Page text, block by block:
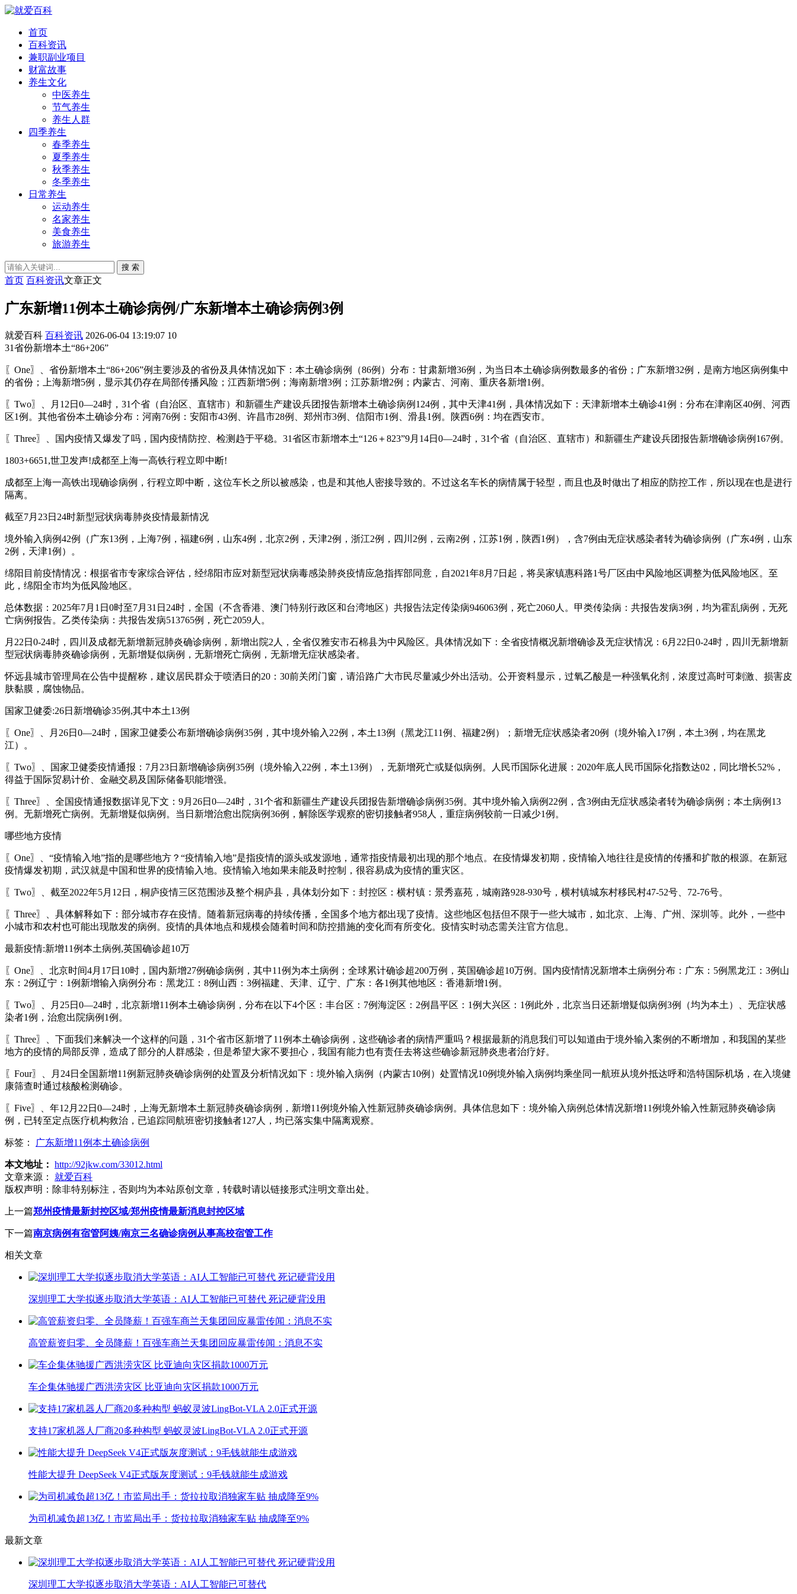
首页
百科资讯
兼职副业项目
财富故事
养生文化
中医养生
节气养生
养生人群
四季养生
春季养生
夏季养生
秋季养生
冬季养生
日常养生
运动养生
名家养生
美食养生
旅游养生
搜 索
首页 百科资讯文章正文
广东新增11例本土确诊病例/广东新增本土确诊病例3例
就爱百科 百科资讯 2026-06-04 13:19:07 10
31省份新增本土“86+206”
〖One〗、省份新增本土“86+206”例主要涉及的省份及具体情况如下：本土确诊病例（86例）分布：甘肃新增36例，为当日本土确诊病例数最多的省份；广东新增32例，是南方地区病例集中
的省份；上海新增5例，显示其仍存在局部传播风险；江西新增5例；海南新增3例；江苏新增2例；内蒙古、河南、重庆各新增1例。
〖Two〗、月12日0—24时，31个省（自治区、直辖市）和新疆生产建设兵团报告新增本土确诊病例124例，其中天津41例，具体情况如下：天津新增本土确诊41例：分布在津南区40例、河西
区1例。其他省份本土确诊分布：河南76例：安阳市43例、许昌市28例、郑州市3例、信阳市1例、滑县1例。陕西6例：均在西安市。
〖Three〗、国内疫情又爆发了吗，国内疫情防控、检测趋于平稳。31省区市新增本土“126＋823”9月14日0—24时，31个省（自治区、直辖市）和新疆生产建设兵团报告新增确诊病例167例。
1803+6651,世卫发声!成都至上海一高铁行程立即中断!
成都至上海一高铁出现确诊病例，行程立即中断，这位车长之所以被感染，也是和其他人密接导致的。不过这名车长的病情属于轻型，而且也及时做出了相应的防控工作，所以现在也是进行
隔离。
截至7月23日24时新型冠状病毒肺炎疫情最新情况
境外输入病例42例（广东13例，上海7例，福建6例，山东4例，北京2例，天津2例，浙江2例，四川2例，云南2例，江苏1例，陕西1例），含7例由无症状感染者转为确诊病例（广东4例，山东
2例，天津1例）。
绵阳目前疫情情况：根据省市专家综合评估，经绵阳市应对新型冠状病毒感染肺炎疫情应急指挥部同意，自2021年8月7日起，将吴家镇惠科路1号厂区由中风险地区调整为低风险地区。至
此，绵阳全市均为低风险地区。
总体数据：2025年7月1日0时至7月31日24时，全国（不含香港、澳门特别行政区和台湾地区）共报告法定传染病946063例，死亡2060人。甲类传染病：共报告发病3例，均为霍乱病例，无死
亡病例报告。乙类传染病：共报告发病513765例，死亡2059人。
月22日0-24时，四川及成都无新增新冠肺炎确诊病例，新增出院2人，全省仅雅安市石棉县为中风险区。具体情况如下：全省疫情概况新增确诊及无症状情况：6月22日0-24时，四川无新增新
型冠状病毒肺炎确诊病例，无新增疑似病例，无新增死亡病例，无新增无症状感染者。
怀远县城市管理局在公告中提醒称，建议居民群众于喷洒日的20：30前关闭门窗，请沿路广大市民尽量减少外出活动。公开资料显示，过氧乙酸是一种强氧化剂，浓度过高时可刺激、损害皮
肤黏膜，腐蚀物品。
国家卫健委:26日新增确诊35例,其中本土13例
〖One〗、月26日0—24时，国家卫健委公布新增确诊病例35例，其中境外输入22例，本土13例（黑龙江11例、福建2例）；新增无症状感染者20例（境外输入17例，本土3例，均在黑龙
江）。
〖Two〗、国家卫健委疫情通报：7月23日新增确诊病例35例（境外输入22例，本土13例），无新增死亡或疑似病例。人民币国际化进展：2020年底人民币国际化指数达02，同比增长52%，
得益于国际贸易计价、金融交易及国际储备职能增强。
〖Three〗、全国疫情通报数据详见下文：9月26日0—24时，31个省和新疆生产建设兵团报告新增确诊病例35例。其中境外输入病例22例，含3例由无症状感染者转为确诊病例；本土病例13
例。无新增死亡病例。无新增疑似病例。当日新增治愈出院病例36例，解除医学观察的密切接触者958人，重症病例较前一日减少1例。
哪些地方疫情
〖One〗、“疫情输入地”指的是哪些地方？“疫情输入地”是指疫情的源头或发源地，通常指疫情最初出现的那个地点。在疫情爆发初期，疫情输入地往往是疫情的传播和扩散的根源。在新冠
疫情爆发初期，武汉就是中国和世界的疫情输入地。疫情输入地如果未能及时控制，很容易成为疫情的重灾区。
〖Two〗、截至2022年5月12日，桐庐疫情三区范围涉及整个桐庐县，具体划分如下：封控区：横村镇：景秀嘉苑，城南路928-930号，横村镇城东村移民村47-52号、72-76号。
〖Three〗、具体解释如下：部分城市存在疫情。随着新冠病毒的持续传播，全国多个地方都出现了疫情。这些地区包括但不限于一些大城市，如北京、上海、广州、深圳等。此外，一些中
小城市和农村也可能出现散发的病例。疫情的具体地点和规模会随着时间和防控措施的变化而有所变化。疫情实时动态需关注官方信息。
最新疫情:新增11例本土病例,英国确诊超10万
〖One〗、北京时间4月17日10时，国内新增27例确诊病例，其中11例为本土病例；全球累计确诊超200万例，英国确诊超10万例。国内疫情情况新增本土病例分布：广东：5例黑龙江：3例山
东：2例辽宁：1例新增输入病例分布：黑龙江：8例山西：3例福建、天津、辽宁、广东：各1例其他地区：香港新增1例。
〖Two〗、月25日0—24时，北京新增11例本土确诊病例，分布在以下4个区：丰台区：7例海淀区：2例昌平区：1例大兴区：1例此外，北京当日还新增疑似病例3例（均为本土）、无症状感
染者1例，治愈出院病例1例。
〖Three〗、下面我们来解决一个这样的问题，31个省市区新增了11例本土确诊病例，这些确诊者的病情严重吗？根据最新的消息我们可以知道由于境外输入案例的不断增加，和我国的某些
地方的疫情的局部反弹，造成了部分的人群感染，但是希望大家不要担心，我国有能力也有责任去将这些确诊新冠肺炎患者治疗好。
〖Four〗、月24日全国新增11例新冠肺炎确诊病例的处置及分析情况如下：境外输入病例（内蒙古10例）处置情况10例境外输入病例均乘坐同一航班从境外抵达呼和浩特国际机场，在入境健
康筛查时通过核酸检测确诊。
〖Five〗、年12月22日0—24时，上海无新增本土新冠肺炎确诊病例，新增11例境外输入性新冠肺炎确诊病例。具体信息如下：境外输入病例总体情况新增11例境外输入性新冠肺炎确诊病
例，已转至定点医疗机构救治，已追踪同航班密切接触者127人，均已落实集中隔离观察。
标签： 广东新增11例本土确诊病例
本文地址： http://92jkw.com/33012.html
文章来源：
就爱百科
版权声明： 除非特别标注，否则均为本站原创文章，转载时请以链接形式注明文章出处。
上一篇郑州疫情最新封控区域/郑州疫情最新消息封控区域
下一篇南京病例有宿管阿姨/南京三名确诊病例从事高校宿管工作
相关文章
深圳理工大学拟逐步取消大学英语：AI人工智能已可替代 死记硬背没用
高管薪资归零、全员降薪！百强车商兰天集团回应暴雷传闻：消息不实
车企集体驰援广西洪涝灾区 比亚迪向灾区捐款1000万元
支持17家机器人厂商20多种构型 蚂蚁灵波LingBot-VLA 2.0正式开源
性能大提升 DeepSeek V4正式版灰度测试：9毛钱就能生成游戏
为司机减负超13亿！市监局出手：货拉拉取消独家车贴 抽成降至9%
最新文章
深圳理工大学拟逐步取消大学英语：AI人工智能已可替代